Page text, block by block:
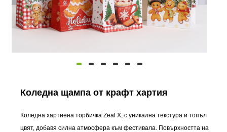
Коледна щампа от крафт хартия
Коледна хартиена торбичка Zeal X, с уникална текстура и топъл
цвят, добавя силна атмосфера към фестивала. Повърхността на